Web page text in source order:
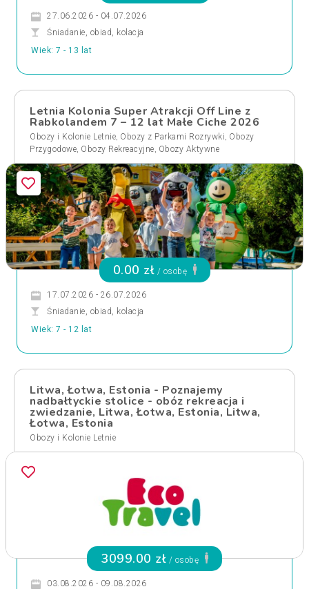
27.06.2026 - 04.07.2026
Śniadanie, obiad, kolacja
Wiek: 7 - 13 lat
Letnia Kolonia Super Atrakcji Off Line z
Rabkolandem 7 – 12 lat Małe Ciche 2026
Obozy i Kolonie Letnie, Obozy z Parkami Rozrywki, Obozy
Przygodowe, Obozy Rekreacyjne, Obozy Aktywne
0.00 zł / osobę
17.07.2026 - 26.07.2026
Śniadanie, obiad, kolacja
Wiek: 7 - 12 lat
Litwa, Łotwa, Estonia - Poznajemy
nadbałtyckie stolice - obóz rekreacja i
zwiedzanie, Litwa, Łotwa, Estonia, Litwa,
Łotwa, Estonia
Obozy i Kolonie Letnie
3099.00 zł / osobę
03.08.2026 - 09.08.2026